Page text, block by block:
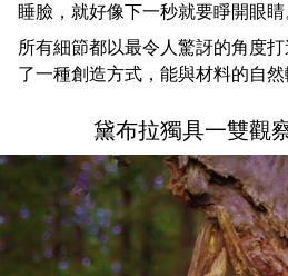
睡臉，就好像下一秒就要睜開眼睛
所有細節都以最令人驚訝的角度
了一種創造方式，能與材料的自然
黛布拉獨具一雙觀